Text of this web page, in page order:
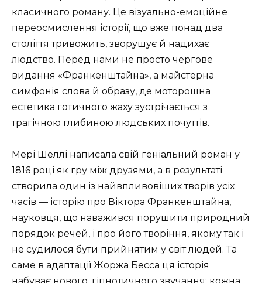
класичного роману. Це візуально-емоційне
переосмислення історії, що вже понад два
століття тривожить, зворушує й надихає
людство. Перед нами не просто чергове
видання «Франкенштайна», а майстерна
симфонія слова й образу, де моторошна
естетика готичного жаху зустрічається з
трагічною глибиною людських почуттів.
Мері Шеллі написала свій геніальний роман у
1816 році як гру між друзями, а в результаті
створила один із найвпливовіших творів усіх
часів — історію про Віктора Франкенштайна,
науковця, що наважився порушити природний
порядок речей, і про його творіння, якому так і
не судилося бути прийнятим у світ людей. Та
саме в адаптації Жоржа Бесса ця історія